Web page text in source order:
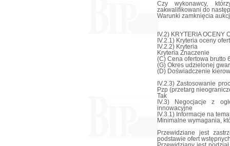
Czy wykonawcy,
zakwalifikowani do
Warunki zamknięcia
IV.2) KRYTERIA OCENY
IV.2.1) Kryteria oceny
IV.2.2) Kryteria
Kryteria Znaczenie
(C) Cena ofertowa brutto
(G) Okres udzielonej
(D) Doświadczenie
IV.2.3) Zastosowanie
Pzp (przetarg
Tak
IV.3) Negocjacje z
innowacyjne
IV.3.1) Informacje na
Minimalne wymagania,
Przewidziane jest
podstawie ofert